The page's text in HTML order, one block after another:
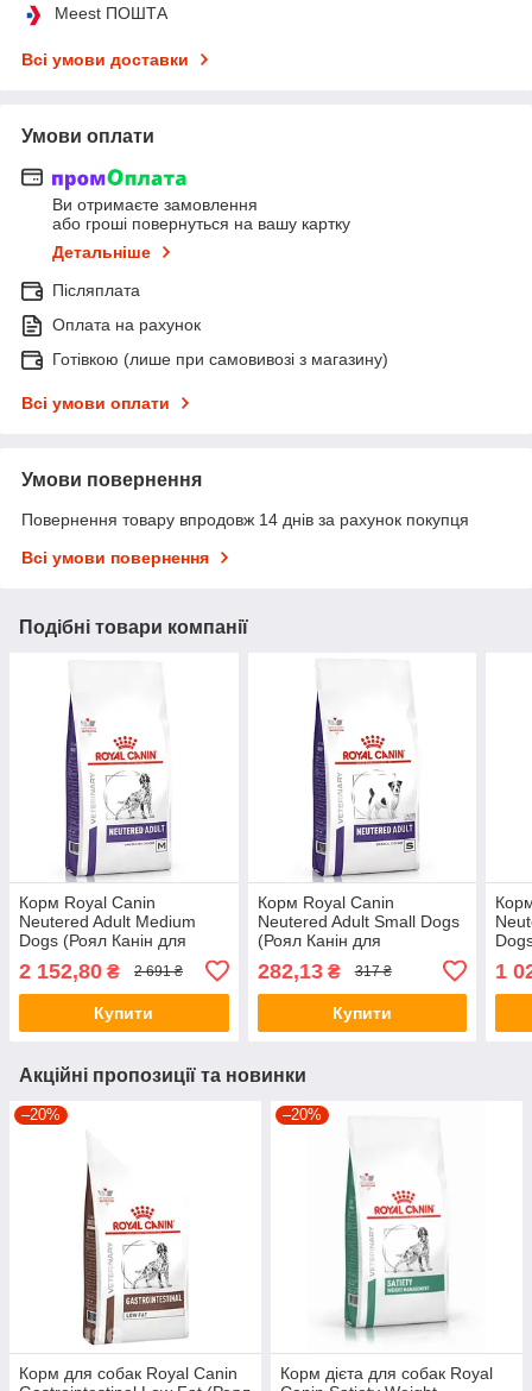
Meest ПОШТА
Всі умови доставки
Умови оплати
Ви отримаєте замовлення
або гроші повернуться на вашу картку
Детальніше
Післяплата
Оплата на рахунок
Готівкою (лише при самовивозі з магазину)
Всі умови оплати
Умови повернення
Повернення товару впродовж 14 днів за рахунок покупця
Всі умови повернення
Подібні товари компанії
Корм Royal Canin
Neutered Adult Мedium
Dogs (Роял Канін для
оптимізації ваги) 9кг.
2 152,80 ₴ 2 691 ₴
Купити
Корм Royal Canin
Neutered Adult Small Dogs
(Роял Канін для
оптимізації ваги) 800г.
282,13₴ 317 ₴
Купити
1
Акційні пропозиції та новинки
–20%
Корм для собак Royal Canin
–20%
Корм дієта для собак Royal